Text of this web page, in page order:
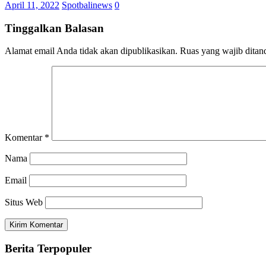
April 11, 2022 Spotbalinews 0
Tinggalkan Balasan
Alamat email Anda tidak akan dipublikasikan. Ruas yang wajib
Komentar *
Nama
Email
Situs Web
Berita Terpopuler